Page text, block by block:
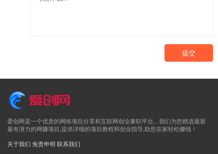
提交
爱创网是一个优质的网络项目分享和互联网创业兼职平台。我们为您精选最新
最有潜力的网赚项目,提供详细的项目教程和创业指导,助您在家轻松赚钱！
关于我们 免责申明 联系我们